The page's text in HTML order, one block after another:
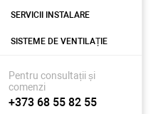
SERVICII INSTALARE
SISTEME DE VENTILAȚIE
Pentru consultații și
comenzi
+373 68 55 82 55